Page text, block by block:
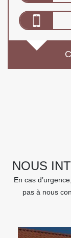
NOUS
En cas
pas à nous